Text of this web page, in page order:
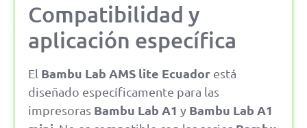
Compatibilidad y
aplicación específica
El Bambu Lab AMS lite Ecuador está
diseñado específicamente para las
impresoras Bambu Lab A1 y Bambu Lab A1